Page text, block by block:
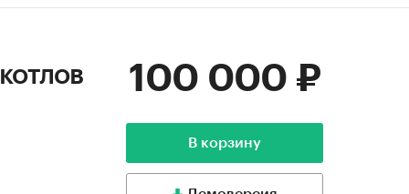
100 000 ₽
В корзину